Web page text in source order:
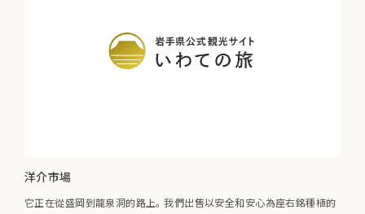
洋介市場
它正在從盛岡到龍泉洞的路上。 我們出售以安全和安心為座右銘種植的